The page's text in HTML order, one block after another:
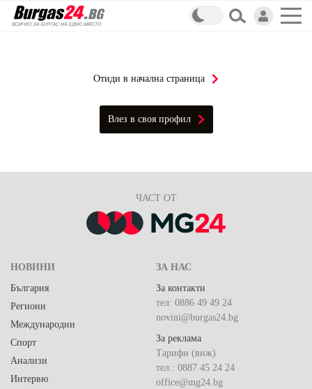
Отиди в начална страница
Влез в своя профил
ЧАСТ ОТ
НОВИНИ
България
Региони
Международни
Спорт
Анализи
Интервю
ЗА НАС
За контакти
тел: 0886 49 49 24
novini@burgas24.bg
За реклама
Тарифи (виж)
тел.: 0887 45 24 24
office@mg24.bg